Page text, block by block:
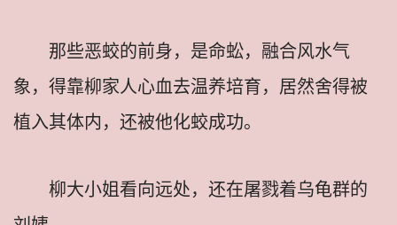
那些恶蛟的前身，是命蚣，融合风水气
象，得靠柳家人心血去温养培育，居然舍得被
植入其体内，还被他化蛟成功。
柳大小姐看向远处，还在屠戮着乌龟群的